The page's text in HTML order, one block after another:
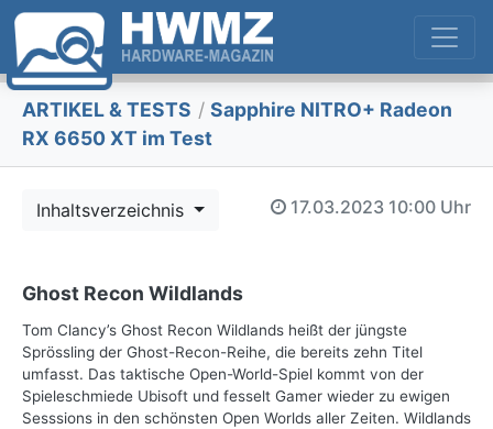
ARTIKEL & TESTS / Sapphire NITRO+ Radeon
RX 6650 XT im Test
Inhaltsverzeichnis 17.03.2023 10:00 Uhr
Ghost Recon Wildlands
Tom Clancy’s Ghost Recon Wildlands heißt der jüngste
Sprössling der Ghost-Recon-Reihe, die bereits zehn Titel
umfasst. Das taktische Open-World-Spiel kommt von der
Spieleschmiede Ubisoft und fesselt Gamer wieder zu ewigen
Sesssions in den schönsten Open Worlds aller Zeiten. Wildlands